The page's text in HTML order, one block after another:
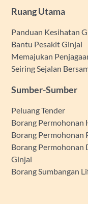
Ruang Utama
Panduan Kesihatan
Bantu Pesakit Ginjal
Memajukan
Seiring Sejalan
Sumber-Sumber
Peluang Tender
Borang Permohonan
Borang Permohonan
Borang Permohonan
Ginjal
Borang Sumbangan